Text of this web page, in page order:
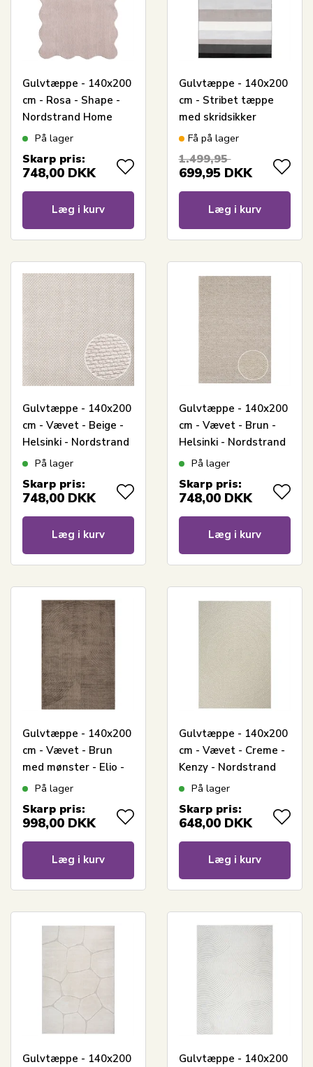
Gulvtæppe - 140x200
cm - Rosa - Shape -
Nordstrand Home
På lager
Skarp pris:
748,00 DKK
Læg i kurv
Gulvtæppe - 140x200
cm - Stribet tæppe
med skridsikker
bagside - Løs tæppe
Rosa
Få på lager
1.499,95
699,95 DKK
Læg i kurv
Gulvtæppe - 140x200
cm - Vævet - Beige -
Helsinki - Nordstrand
Home
På lager
Skarp pris:
748,00 DKK
Læg i kurv
Gulvtæppe - 140x200
cm - Vævet - Brun -
Helsinki - Nordstrand
Home
På lager
Skarp pris:
748,00 DKK
Læg i kurv
Gulvtæppe - 140x200
cm - Vævet - Brun
med mønster - Elio -
Nordstrand Home
På lager
Skarp pris:
998,00 DKK
Læg i kurv
Gulvtæppe - 140x200
cm - Vævet - Creme -
Kenzy - Nordstrand
Home
På lager
Skarp pris:
648,00 DKK
Læg i kurv
Gulvtæppe - 140x200
Gulvtæppe - 140x200